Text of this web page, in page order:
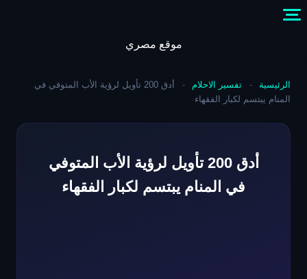
موقع مصري
الرئيسية - تفسير الاحلام -
أدق 200 تأويل لرؤية الأب المتوفي في
المنام يبتسم لكبار الفقهاء
أدق 200 تأويل لرؤية الأب المتوفي
في المنام يبتسم لكبار الفقهاء